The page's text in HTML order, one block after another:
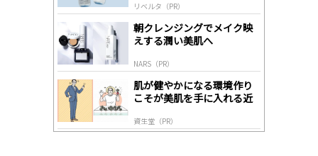
リベルタ（PR）
朝クレンジングでメイク映
えする潤い美肌へ
NARS（PR）
肌が健やかになる環境作り
こそが美肌を手に入れる近
資生堂（PR）